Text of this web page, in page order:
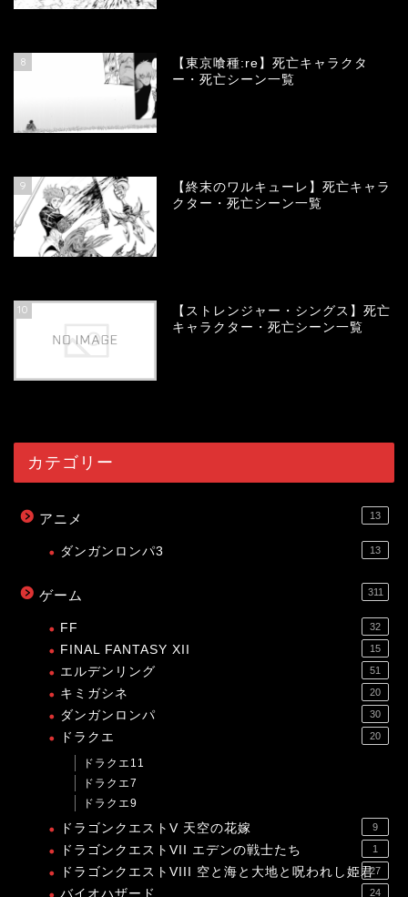
8
【東京喰種:re】死亡キャラクタ
ー・死亡シーン一覧
9
【終末のワルキューレ】死亡キャラ
クター・死亡シーン一覧
10
【ストレンジャー・シングス】死亡
キャラクター・死亡シーン一覧
カテゴリー
アニメ 13
ダンガンロンパ3 13
ゲーム 311
FF 32
FINAL FANTASY XII 15
エルデンリング 51
キミガシネ 20
ダンガンロンパ 30
ドラクエ 20
ドラクエ11
ドラクエ7
ドラクエ9
ドラゴンクエストV 天空の花嫁 9
ドラゴンクエストVII エデンの戦士たち 1
ドラゴンクエストVIII 空と海と大地と呪われし姫君27
バイオハザード 24